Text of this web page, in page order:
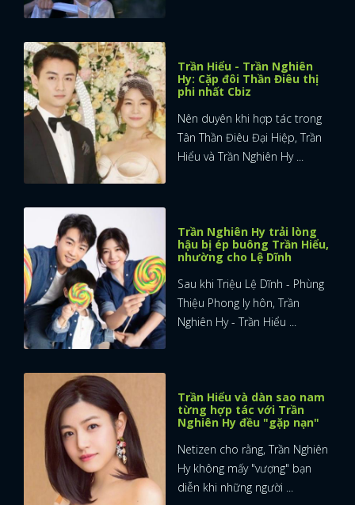
Trần Hiểu - Trần Nghiên
Hy: Cặp đôi Thần Điêu thị
phi nhất Cbiz
Nên duyên khi hợp tác trong
Tân Thần Điêu Đại Hiệp, Trần
Hiểu và Trần Nghiên Hy ...
Trần Nghiên Hy trải lòng
hậu bị ép buông Trần Hiểu,
nhường cho Lệ Dĩnh
Sau khi Triệu Lệ Dĩnh - Phùng
Thiệu Phong ly hôn, Trần
Nghiên Hy - Trần Hiểu ...
Trần Hiểu và dàn sao nam
từng hợp tác với Trần
Nghiên Hy đều "gặp nạn"
Netizen cho rằng, Trần Nghiên
Hy không mấy "vượng" bạn
diễn khi những người ...